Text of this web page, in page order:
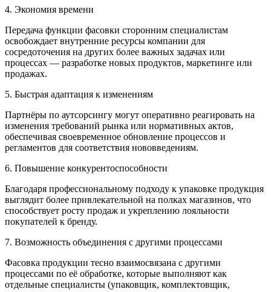
4. Экономия времени
Передача функции фасовки сторонним специалистам
освобождает внутренние ресурсы компании для
сосредоточения на других более важных задачах или
процессах — разработке новых продуктов, маркетинге или
продажах.
5. Быстрая адаптация к изменениям
Партнёры по аутсорсингу могут оперативно реагировать на
изменения требований рынка или нормативных актов,
обеспечивая своевременное обновление процессов и
регламентов для соответствия нововведениям.
6. Повышение конкурентоспособности
Благодаря профессиональному подходу к упаковке продукция
выглядит более привлекательной на полках магазинов, что
способствует росту продаж и укреплению лояльности
покупателей к бренду.
7. Возможность объединения с другими процессами
Фасовка продукции тесно взаимосвязана с другими
процессами по её обработке, которые выполняют как
отдельные специалисты (упаковщик, комплектовщик,